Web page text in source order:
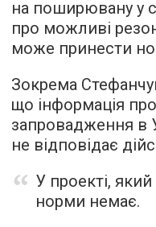
на поширювану у
про можливі
може принести
Зокрема
що інформація
запровадження в
не відповідає
У проекті,
норми немає.